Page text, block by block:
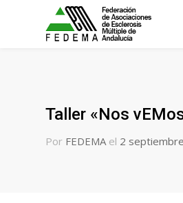
Taller «Nos
Por FEDEMA el 2